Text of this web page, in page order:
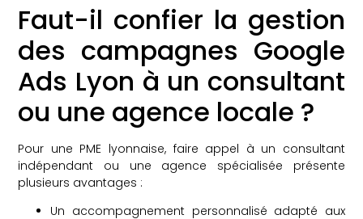
Faut-il confier la gestion
des campagnes Google
Ads Lyon à un consultant
ou une agence locale ?
Pour une PME lyonnaise, faire appel à un consultant
indépendant ou une agence spécialisée présente
plusieurs avantages :
Un accompagnement personnalisé adapté aux